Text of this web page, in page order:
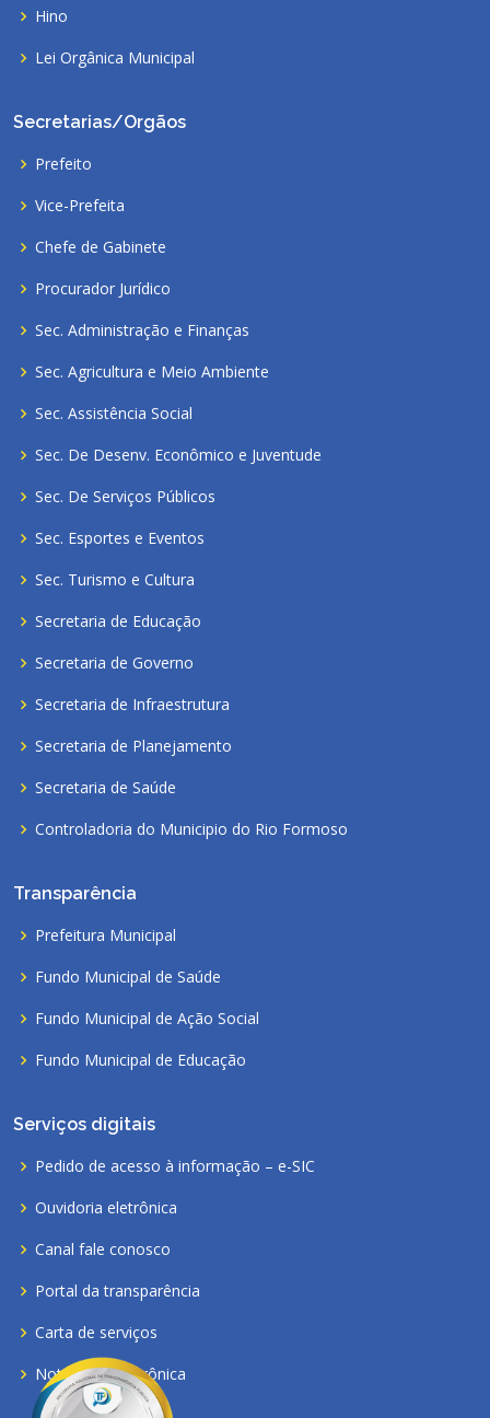
Hino
Lei Orgânica Municipal
Secretarias/Orgãos
Prefeito
Vice-Prefeita
Chefe de Gabinete
Procurador Jurídico
Sec. Administração e Finanças
Sec. Agricultura e Meio Ambiente
Sec. Assistência Social
Sec. De Desenv. Econômico e Juventude
Sec. De Serviços Públicos
Sec. Esportes e Eventos
Sec. Turismo e Cultura
Secretaria de Educação
Secretaria de Governo
Secretaria de Infraestrutura
Secretaria de Planejamento
Secretaria de Saúde
Controladoria do Municipio do Rio Formoso
Transparência
Prefeitura Municipal
Fundo Municipal de Saúde
Fundo Municipal de Ação Social
Fundo Municipal de Educação
Serviços digitais
Pedido de acesso à informação – e-SIC
Ouvidoria eletrônica
Canal fale conosco
Portal da transparência
Carta de serviços
Nota fiscal eletrônica